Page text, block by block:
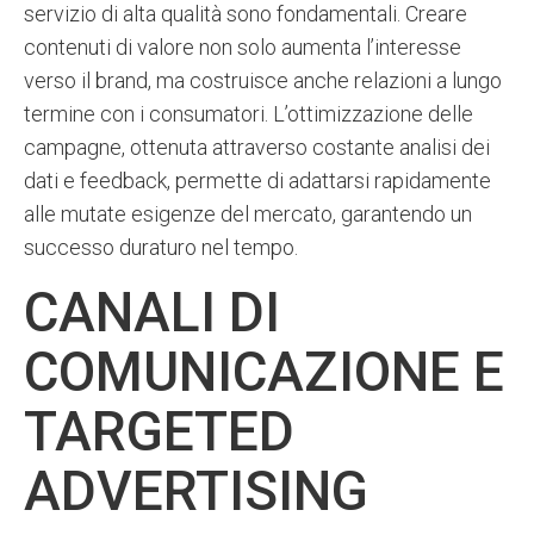
servizio di alta qualità sono fondamentali. Creare
contenuti di valore non solo aumenta l’interesse
verso il brand, ma costruisce anche relazioni a lungo
termine con i consumatori. L’ottimizzazione delle
campagne, ottenuta attraverso costante analisi dei
dati e feedback, permette di adattarsi rapidamente
alle mutate esigenze del mercato, garantendo un
successo duraturo nel tempo.
CANALI DI
COMUNICAZIONE E
TARGETED
ADVERTISING